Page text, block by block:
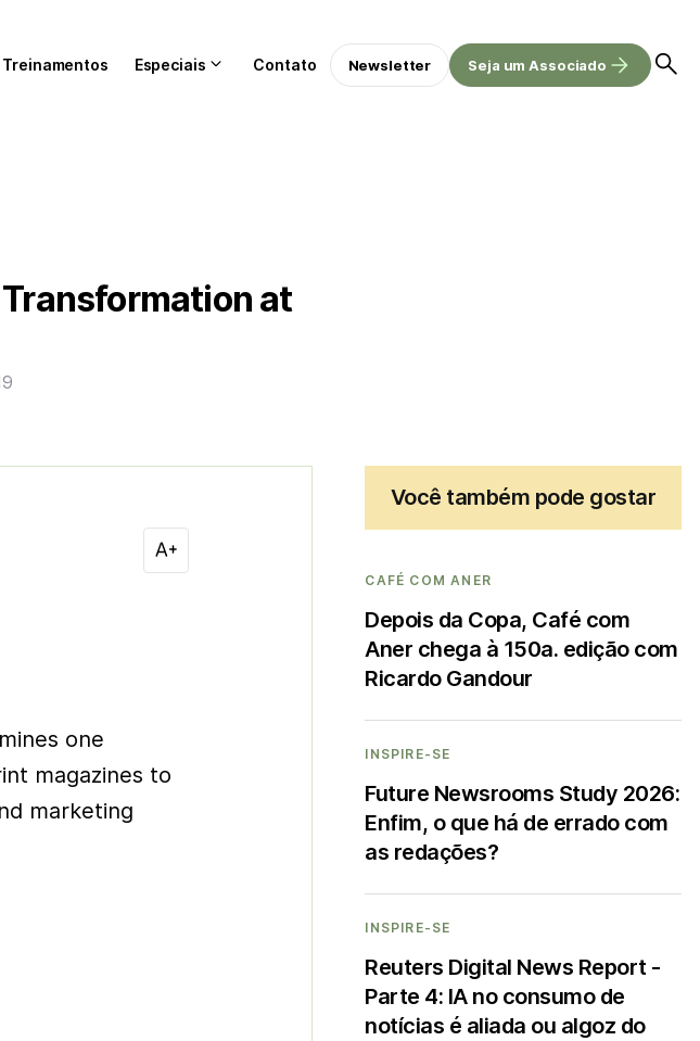
Treinamentos Especiais Contato Newsletter Seja um Associado
at
one
magazines to
marketing
Você também pode gostar
CAFÉ COM ANER
Depois da Copa, Café com
Aner chega à 150a. edição com
Ricardo Gandour
INSPIRE-SE
Future Newsrooms Study 2026:
Enfim, o que há de errado com
as redações?
INSPIRE-SE
Reuters Digital News Report -
Parte 4: IA no consumo de
notícias é aliada ou algoz do